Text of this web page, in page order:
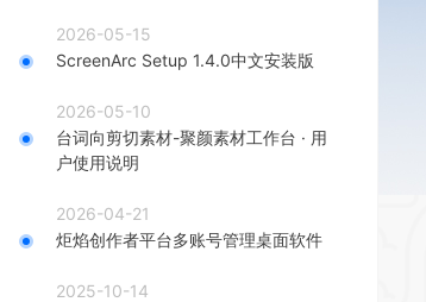
2026-05-15
ScreenArc Setup 1.4.0中文安装版
2026-05-10
台词向剪切素材-聚颜素材工作台 · 用
户使用说明
2026-04-21
炬焰创作者平台多账号管理桌面软件
2025-10-14